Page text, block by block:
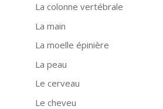
La colonne vertébrale
La main
La moelle épinière
La peau
Le cerveau
Le cheveu